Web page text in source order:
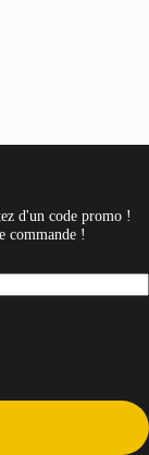
d'un code promo !
commande !